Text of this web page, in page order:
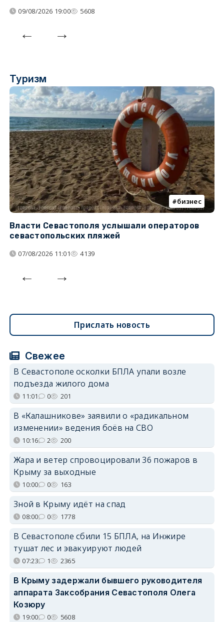
09/08/2026 19:00 5608
Туризм
бизнес
Власти Севастополя услышали операторов
севастопольских пляжей
07/08/2026 11:01 4139
Прислать новость
Свежее
В Севастополе осколки БПЛА упали возле
подъезда жилого дома
11:01 0 201
В «Калашникове» заявили о «радикальном
изменении» ведения боёв на СВО
10:16 2 200
Жара и ветер спровоцировали 36 пожаров в
Крыму за выходные
10:00 0 163
Зной в Крыму идёт на спад
08:00 0 1778
В Севастополе сбили 15 БПЛА, на Инжире
тушат лес и эвакуируют людей
07:23 1 2365
В Крыму задержали бывшего руководителя
аппарата Заксобрания Севастополя Олега
Козюру
19:00 0 5608